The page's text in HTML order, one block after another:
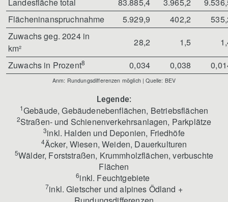
Landesfläche total
83.885,4 3.965,2
Flächeninanspruchnahme
5.929,9 402,2
Zuwachs geg. 2024 in
km²
28,2 1,5
Zuwachs in Prozent8 0,034 0,038
Anm: Rundungsdifferenzen möglich |Quelle: BEV
Legende:
1Gebäude, Gebäudenebenflächen, Betriebsflächen
2Straßen- und Schienenverkehrsanlagen, Parkplätze
3inkl. Halden und Deponien, Friedhöfe
4Äcker, Wiesen, Weiden, Dauerkulturen
5Wälder, Forststraßen, Krummholzflächen, verbuschte
Flächen
6inkl. Feuchtgebiete
7inkl. Gletscher und alpines Ödland +